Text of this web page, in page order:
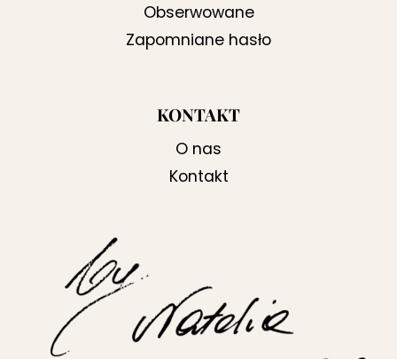
Obserwowane
Zapomniane hasło
KONTAKT
O nas
Kontakt